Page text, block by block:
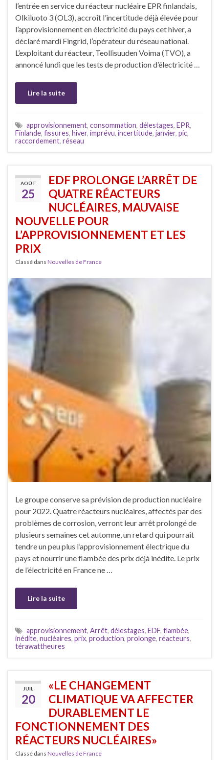
l’entrée en service du réacteur nucléaire EPR finlandais,
Olkiluoto 3 (OL3), accroît l’incertitude déjà élevée pour
l’approvisionnement en électricité du pays cet hiver, a
déclaré mardi Fingrid, l’opérateur du réseau national.
L’exploitant du réacteur, Teollisuuden Voima (TVO), a
annoncé lundi que les tests de production d’électricité …
Lire la suite
approvisionnement, consommation, délestages, EPR,
Finlande, fissures, hiver, imprévu, incertitude, janvier, pic,
raccordement, réseau
AOÛT
25
EDF PROLONGE L’ARRÊT DE
QUATRE RÉACTEURS
NUCLÉAIRES, MAUVAISE
NOUVELLE POUR
L’APPROVISIONNEMENT ET LES
PRIX
Classé dans Nouvelles de France
Le groupe conserve sa prévision de production nucléaire
pour 2022. Quatre réacteurs nucléaires, affectés par des
problèmes de corrosion, verront leur arrêt prolongé de
plusieurs semaines cet automne, un retard qui pourrait
tendre un peu plus l’approvisionnement électrique du
pays et nourrir une flambée des prix déjà inédite. Le prix
de l’électricité en France ne …
Lire la suite
approvisionnement, Arrêt, délestages, EDF, flambée,
inédite, nucléaires, prix, production, prolonge, réacteurs,
térawattheures
JUIL
20
«LE CHANGEMENT
CLIMATIQUE VA AFFECTER
DURABLEMENT LE
FONCTIONNEMENT DES
RÉACTEURS NUCLÉAIRES»
Classé dans Nouvelles de France